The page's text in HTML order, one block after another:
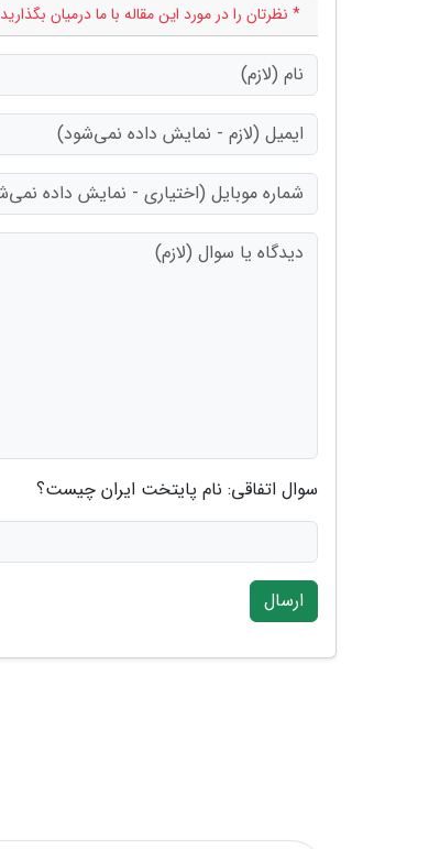
* نظرتان را در مورد این مقاله با ما درمیان بگذارید
سوال اتفاقی: نام پایتخت ایران چیست؟
ارسال